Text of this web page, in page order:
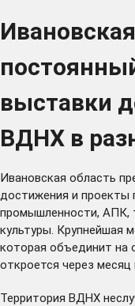
выставки
ВДНХ в
Ивановская область
достижения и проекты
промышленности, АПК,
культуры. Крупнейшая
которая объединит на
откроется через
Территория ВДНХ